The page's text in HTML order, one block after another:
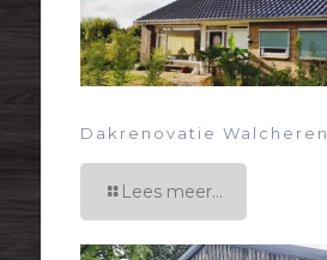
Dakrenovatie Walcheren
Lees meer...